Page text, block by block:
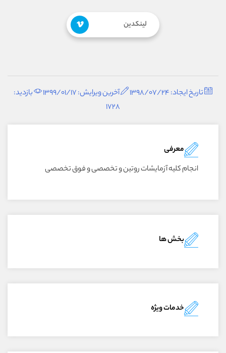
لینکدین
تاریخ ایجاد: 1398/07/24 آخرین ویرایش: 1399/01/17
بازدید:
1728
معرفی
انجام کلیه آزمایشات روتین و تخصصی و فوق تخصصی
بخش ها
خدمات ویژه